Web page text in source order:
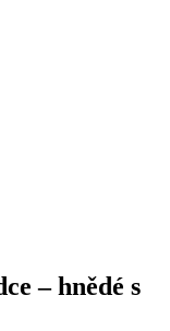
– hnědé s